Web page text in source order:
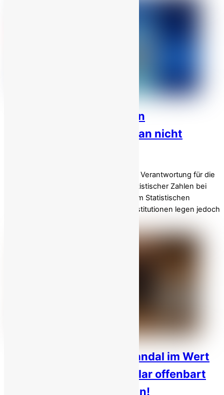
Warum man der offiziellen
Wirtschaftsstatistik im Iran nicht
Im derzeitigen Kleriker Regime liegt die Verantwortung für die
Lieferung wichtiger wirtschaftlicher statistischer Zahlen bei
zwei entscheidenden Institutionen: dem Statistischen
Zentrum und der Zentralbank. Diese Institutionen legen jedoch
Rekordveruntreuungsskandal im Wert
von 3,7 Milliarden US-Dollar offenbart
die tiefe Korruption im Iran!